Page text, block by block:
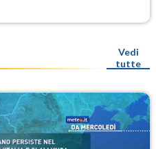
Vedi
tutte